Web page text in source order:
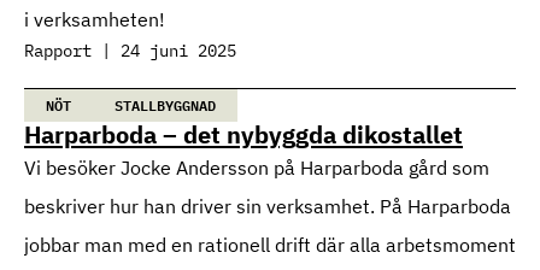
i verksamheten!
Rapport | 24 juni 2025
NÖT STALLBYGGNAD
Harparboda – det nybyggda dikostallet
Vi besöker Jocke Andersson på Harparboda gård som
beskriver hur han driver sin verksamhet. På Harparboda
jobbar man med en rationell drift där alla arbetsmoment